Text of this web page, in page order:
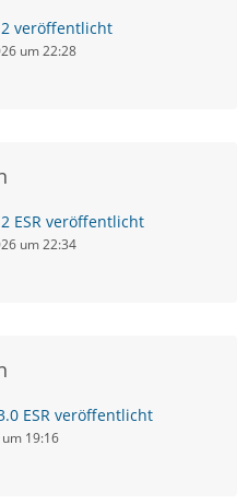
veröffentlicht
um 22:28
ESR veröffentlicht
um 22:34
ESR veröffentlicht
um 19:16